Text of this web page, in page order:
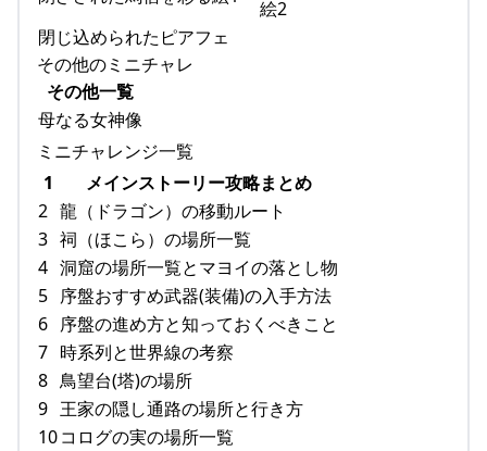
絵2
閉じ込められたピアフェ
その他のミニチャレ
その他一覧
母なる女神像
ミニチャレンジ一覧
1
メインストーリー攻略まとめ
2 龍（ドラゴン）の移動ルート
3 祠（ほこら）の場所一覧
4 洞窟の場所一覧とマヨイの落とし物
5 序盤おすすめ武器(装備)の入手方法
6 序盤の進め方と知っておくべきこと
7 時系列と世界線の考察
8 鳥望台(塔)の場所
9 王家の隠し通路の場所と行き方
10コログの実の場所一覧